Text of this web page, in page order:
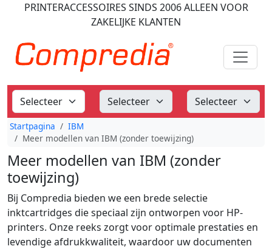
PRINTERACCESSOIRES SINDS 2006ALLEEN VOOR
ZAKELIJKE KLANTEN
Startpagina
IBM
Meer modellen van IBM (zonder toewijzing)
Meer modellen van IBM (zonder
toewijzing)
Bij Compredia bieden we een brede selectie
inktcartridges die speciaal zijn ontworpen voor HP-
printers. Onze reeks zorgt voor optimale prestaties en
levendige afdrukkwaliteit, waardoor uw documenten